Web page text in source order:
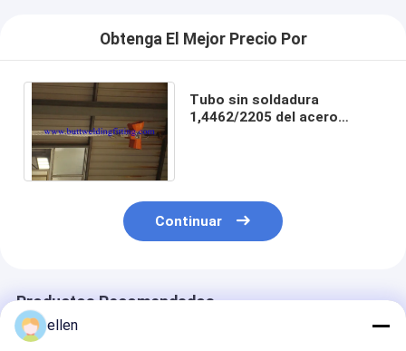
Obtenga El Mejor Precio Por
Tubo sin soldadura
1,4462/2205 del acero
Continuar
Productos Recomendados
ellen